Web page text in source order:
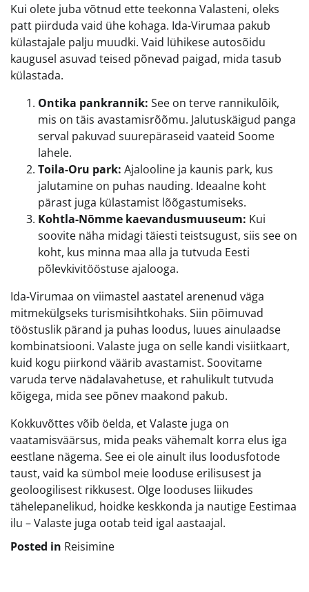
Kui olete juba võtnud ette teekonna Valasteni, oleks
patt piirduda vaid ühe kohaga. Ida-Virumaa pakub
külastajale palju muudki. Vaid lühikese autosõidu
kaugusel asuvad teised põnevad paigad, mida tasub
külastada.
Ontika pankrannik: See on terve rannikulõik,
mis on täis avastamisrõõmu. Jalutuskäigud panga
serval pakuvad suurepäraseid vaateid Soome
lahele.
Toila-Oru park: Ajalooline ja kaunis park, kus
jalutamine on puhas nauding. Ideaalne koht
pärast juga külastamist lõõgastumiseks.
Kohtla-Nõmme kaevandusmuuseum: Kui
soovite näha midagi täiesti teistsugust, siis see on
koht, kus minna maa alla ja tutvuda Eesti
põlevkivitööstuse ajalooga.
Ida-Virumaa on viimastel aastatel arenenud väga
mitmekülgseks turismisihtkohaks. Siin põimuvad
tööstuslik pärand ja puhas loodus, luues ainulaadse
kombinatsiooni. Valaste juga on selle kandi visiitkaart,
kuid kogu piirkond väärib avastamist. Soovitame
varuda terve nädalavahetuse, et rahulikult tutvuda
kõigega, mida see põnev maakond pakub.
Kokkuvõttes võib öelda, et Valaste juga on
vaatamisväärsus, mida peaks vähemalt korra elus iga
eestlane nägema. See ei ole ainult ilus loodusfotode
taust, vaid ka sümbol meie looduse erilisusest ja
geoloogilisest rikkusest. Olge looduses liikudes
tähelepanelikud, hoidke keskkonda ja nautige Eestimaa
ilu – Valaste juga ootab teid igal aastaajal.
Posted in Reisimine